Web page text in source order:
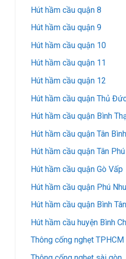
Hút hầm cầu quận 8
Hút hầm cầu quận 9
Hút hầm cầu quận 10
Hút hầm cầu quận 11
Hút hầm cầu quận 12
Hút hầm cầu quận Thủ
Hút hầm cầu quận Bình
Hút hầm cầu quận Tân Bình
Hút hầm cầu quận Tân Phú
Hút hầm cầu quận Gò Vấp
Hút hầm cầu quận Phú
Hút hầm cầu quận Bình Tân
Hút hầm cầu huyện Bình
Thông cống nghẹt TPHCM